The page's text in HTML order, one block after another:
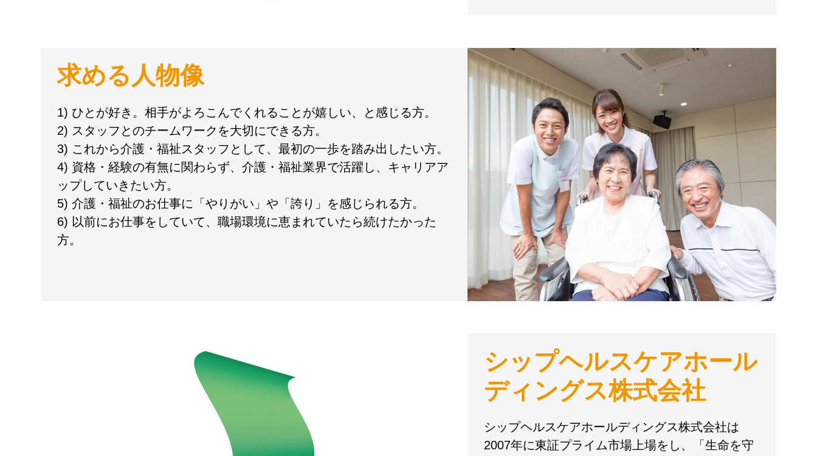
求める人物像
1) ひとが好き。相手がよろこんでくれることが嬉しい、と感じる方。
2) スタッフとのチームワークを大切にできる方。
3) これから介護・福祉スタッフとして、最初の一歩を踏み出したい方。
4) 資格・経験の有無に関わらず、介護・福祉業界で活躍し、キャリアア
ップしていきたい方。
5) 介護・福祉のお仕事に「やりがい」や「誇り」を感じられる方。
6) 以前にお仕事をしていて、職場環境に恵まれていたら続けたかった
方。
シップヘルスケアホール
ディングス株式会社
シップヘルスケアホールディングス株式会社は
2007年に東証プライム市場上場をし、「生命を守